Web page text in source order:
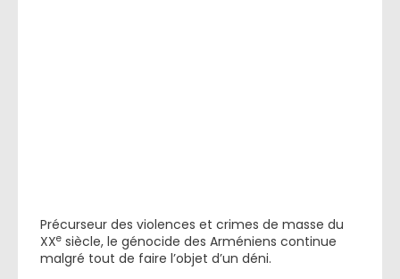
Précurseur des violences et crimes de masse du
XXe siècle, le génocide des Arméniens continue
malgré tout de faire l’objet d’un déni.